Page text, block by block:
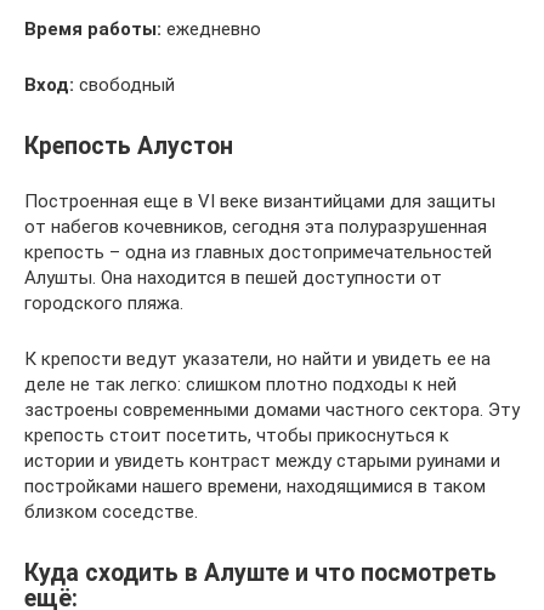
Время работы: ежедневно
Вход: свободный
Крепость Алустон
Построенная еще в VI веке византийцами для защиты
от набегов кочевников, сегодня эта полуразрушенная
крепость – одна из главных достопримечательностей
Алушты. Она находится в пешей доступности от
городского пляжа.
К крепости ведут указатели, но найти и увидеть ее на
деле не так легко: слишком плотно подходы к ней
застроены современными домами частного сектора. Эту
крепость стоит посетить, чтобы прикоснуться к
истории и увидеть контраст между старыми руинами и
постройками нашего времени, находящимися в таком
близком соседстве.
Куда сходить в Алуште и что посмотреть
ещё: